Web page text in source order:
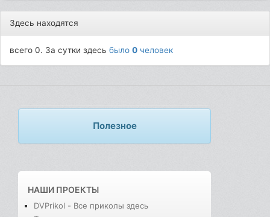
Здесь находятся
всего 0. За сутки здесьбыло0 человек
Полезное
НАШИ ПРОЕКТЫ
DVPrikol - Все приколы здесь